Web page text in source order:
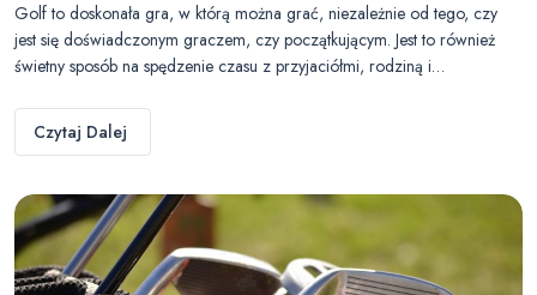
Golf to doskonała gra, w którą można grać, niezależnie od tego, czy
jest się doświadczonym graczem, czy początkującym. Jest to również
świetny sposób na spędzenie czasu z przyjaciółmi, rodziną i…
Czytaj Dalej